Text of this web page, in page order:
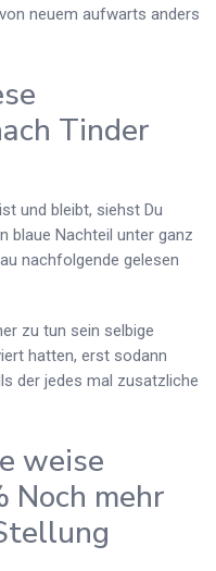
neuem aufwarts anders
Tinder
und bleibt, siehst Du
blaue Nachteil unter ganz
nachfolgende gelesen
zu tun sein selbige
hatten, erst sodann
der jedes mal zusatzliche
weise
Noch mehr